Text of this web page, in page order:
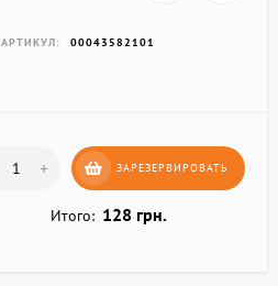
АРТИКУЛ: 00043582101
+ ЗАРЕЗЕРВИРОВАТЬ
Итого: 128 грн.